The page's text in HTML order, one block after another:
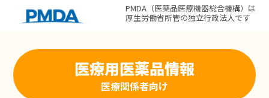
PMDA（医薬品医療機器総合機構）は
厚生労働省所管の独立行政法人です
医療用医薬品情報
医療関係者向け